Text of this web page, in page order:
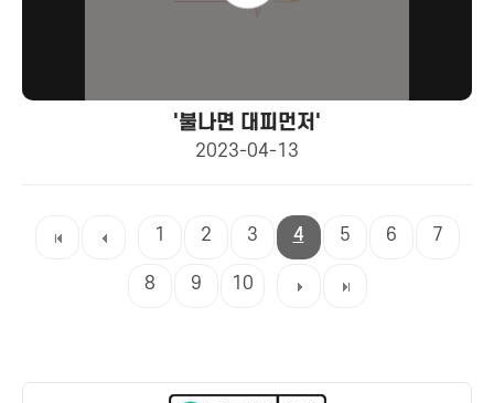
'불나면 대피먼저'
2023-04-13
1 2 3 4 5 6 7
8 9 10